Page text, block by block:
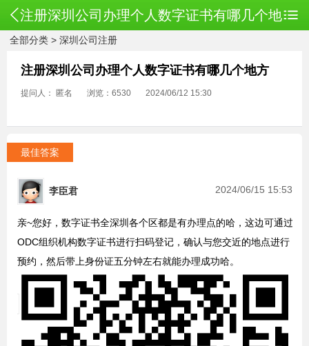
注册深圳公司办理个人数字证书有哪几个地
全部分类 > 深圳公司注册
注册深圳公司办理个人数字证书有哪几个地方
提问人： 匿名 浏览：6530 2024/06/12 15:30
最佳答案
李臣君 2024/06/15 15:53
亲~您好，数字证书全深圳各个区都是有办理点的哈，这边可通过
ODC组织机构数字证书进行扫码登记，确认与您交近的地点进行
预约，然后带上身份证五分钟左右就能办理成功哈。